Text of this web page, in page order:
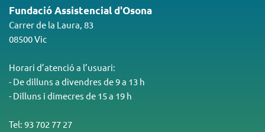
Fundació Assistencial d'Osona
Carrer de la Laura, 83
08500 Vic
Horari d’atenció a l’usuari:
- De dilluns a divendres de 9 a 13 h
- Dilluns i dimecres de 15 a 19 h
Tel: 93 702 77 27